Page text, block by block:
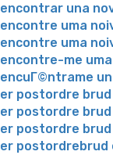
encontrar una
encontre uma
encontre uma
encontre-me
encuГ©ntrame
er postordre
er postordre
er postordre
er postordrebrud